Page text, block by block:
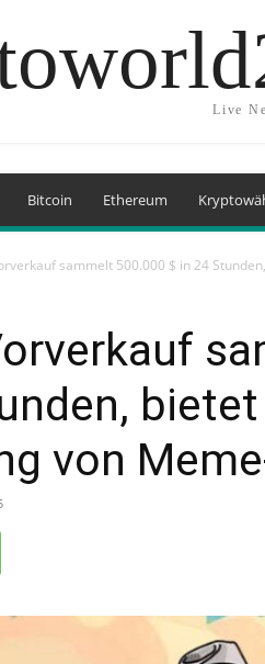
Live
Bitcoin Ethereum
sammelt 500.000 $ in 24
von